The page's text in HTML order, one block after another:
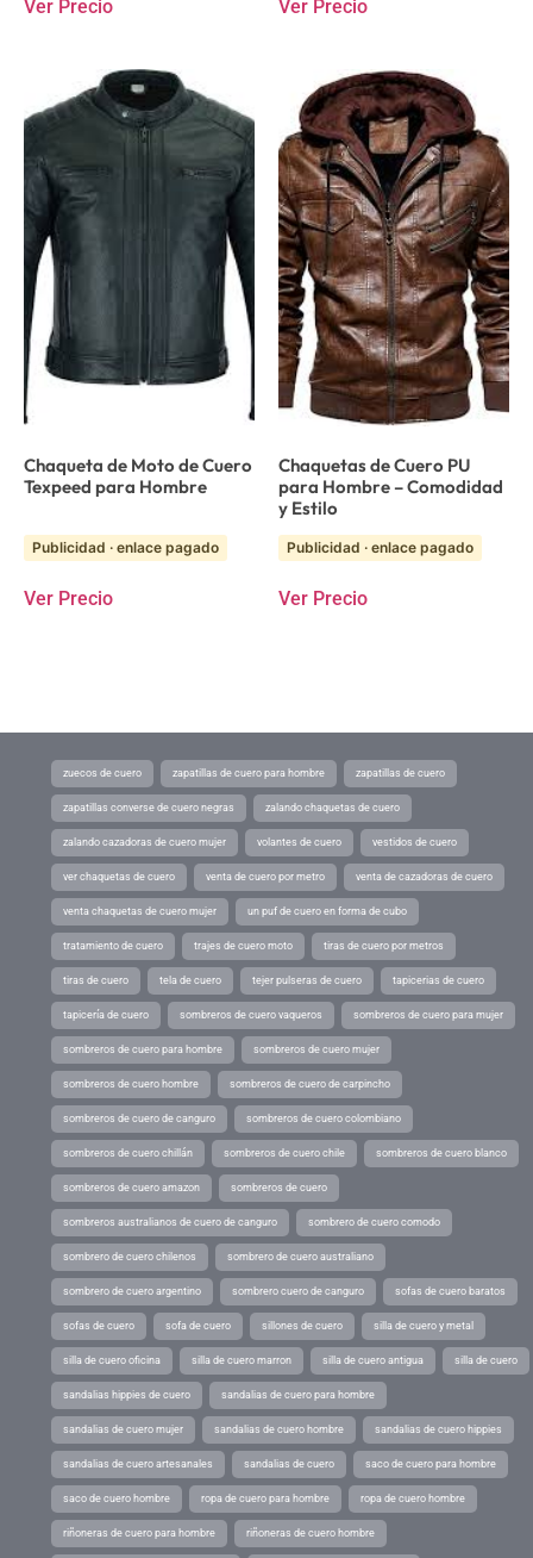
Ver Precio Ver Precio
Chaqueta de Moto de Cuero
Texpeed para Hombre
Publicidad · enlace pagado
Ver Precio
Chaquetas de Cuero PU
para Hombre – Comodidad
y Estilo
Publicidad · enlace pagado
Ver Precio
zuecos de cuero zapatillas de cuero para hombre zapatillas de cuero
zapatillas converse de cuero negras zalando chaquetas de cuero
zalando cazadoras de cuero mujer volantes de cuero vestidos de cuero
ver chaquetas de cuero venta de cuero por metro venta de cazadoras de cuero
venta chaquetas de cuero mujer un puf de cuero en forma de cubo
tratamiento de cuero trajes de cuero moto tiras de cuero por metros
tiras de cuero tela de cuero tejer pulseras de cuero tapicerias de cuero
tapicería de cuero sombreros de cuero vaqueros sombreros de cuero para mujer
sombreros de cuero para hombre sombreros de cuero mujer
sombreros de cuero hombre sombreros de cuero de carpincho
sombreros de cuero de canguro sombreros de cuero colombiano
sombreros de cuero chillán sombreros de cuero chile sombreros de cuero blanco
sombreros de cuero amazon sombreros de cuero
sombreros australianos de cuero de canguro sombrero de cuero comodo
sombrero de cuero chilenos sombrero de cuero australiano
sombrero de cuero argentino sombrero cuero de canguro sofas de cuero baratos
sofas de cuero sofa de cuero sillones de cuero silla de cuero y metal
silla de cuero oficina silla de cuero marron silla de cuero antigua silla de cuero
sandalias hippies de cuero sandalias de cuero para hombre
sandalias de cuero mujer sandalias de cuero hombre sandalias de cuero hippies
sandalias de cuero artesanales sandalias de cuero saco de cuero para hombre
saco de cuero hombre ropa de cuero para hombre ropa de cuero hombre
riñoneras de cuero para hombre riñoneras de cuero hombre